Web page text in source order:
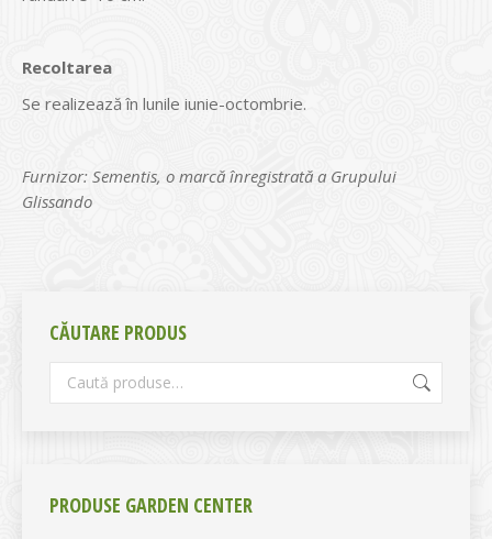
Recoltarea
Se realizează în lunile iunie-octombrie.
Furnizor: Sementis, o marcă înregistrată a Grupului
Glissando
CĂUTARE PRODUS
PRODUSE GARDEN CENTER